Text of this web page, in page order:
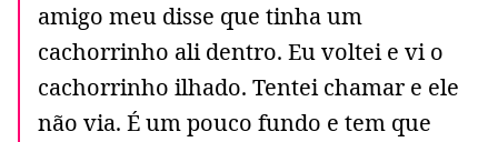
amigo meu disse que tinha um
cachorrinho ali dentro. Eu voltei e vi o
cachorrinho ilhado. Tentei chamar e ele
não via. É um pouco fundo e tem que